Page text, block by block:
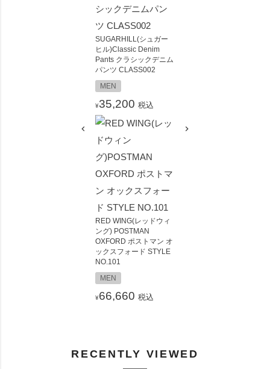
SUGARHILL(シュガー
ヒル)Classic Denim
Pants クラシックデニム
パンツ CLASS002
MEN
¥35,200 税込
RED WING(レッドウィ
ング) POSTMAN
OXFORD ポストマン オ
ックスフォード STYLE
NO.101
MEN
¥66,660 税込
RECENTLY VIEWED